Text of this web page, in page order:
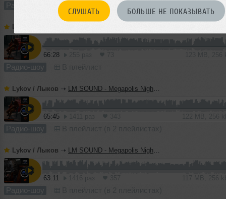
СЛУШАТЬ БОЛЬШЕ НЕ ПОКАЗЫВАТЬ
Радио-шоу В плейлист (в 2 плейлистах)
Lykov / Лыков
66:28
Радио-шоу
Lykov / Лыков ➝ LM SOUND - Megapolis Night 07.07.2026
65:45
Радио-шоу
Lykov / Лыков ➝ LM SOUND - Megapolis Night 30.06.2026
63:11
Радио-шоу